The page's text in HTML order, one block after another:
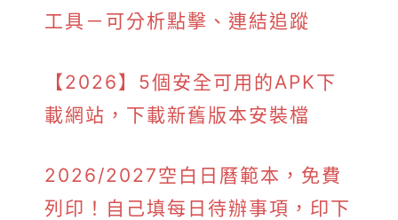
工具－可分析點擊、連結追蹤
【2026】5個安全可用的APK下
載網站，下載新舊版本安裝檔
2026/2027空白日曆範本，免費
列印！自己填每日待辦事項，印下